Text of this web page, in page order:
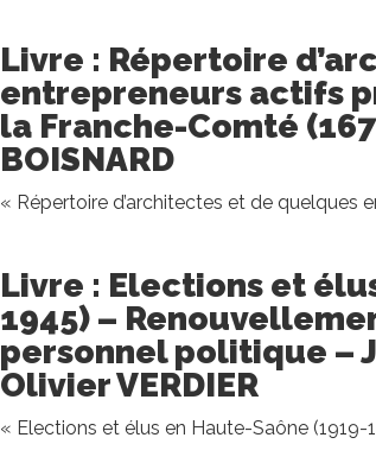
Livre : Répertoire
entrepreneurs actifs
la Franche-Comté
BOISNARD
« Répertoire d’architectes et de quelques
Livre : Elections et
1945) –
personnel politique –
Olivier VERDIER
« Elections et élus en Haute-Saône (1919-